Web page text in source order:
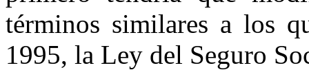
términos similares a los
1995, la Ley del Seguro